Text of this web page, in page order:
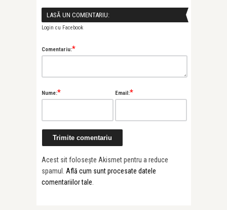
LASĂ UN COMENTARIU:
Login cu Facebook
Comentariu:*
Nume:* Email:*
Acest sit folosește Akismet pentru a reduce
spamul. Află cum sunt procesate datele
comentariilor tale.